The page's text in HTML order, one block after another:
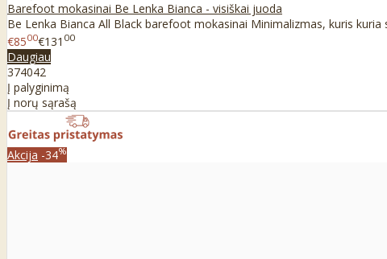
Barefoot mokasinai Be Lenka Bianca - visiškai juoda
Be Lenka Bianca All Black barefoot mokasinai Minimalizmas, kuris kuria
€8500€131 00
Daugiau
374042
Į palyginimą
Į norų sąrašą
Akcija -34%